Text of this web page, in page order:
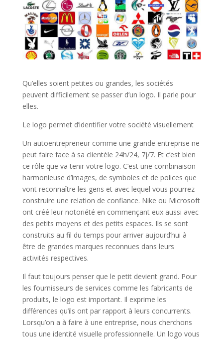
Qu’elles soient petites ou grandes, les sociétés
peuvent difficilement se passer d’un logo. Il parle pour
elles.
Le logo permet d’identifier votre société visuellement
Un autoentrepreneur comme une grande entreprise ne
peut faire face à sa clientèle 24h/24, 7j/7. Et c’est bien
ce rôle que va tenir votre logo. C’est une combinaison
harmonieuse d’images, de symboles et de polices que
vont reconnaître les gens et avec lequel vous pourrez
construire une relation de confiance. Nike ou Microsoft
ont créé leur notoriété en commençant eux aussi avec
des petits moyens et des petits espaces. Ils se sont
construits au fil du temps pour arriver aujourd’hui à
être de grandes marques reconnues dans leurs
activités respectives.
Il faut toujours penser que le petit devient grand. Pour
les fournisseurs de services comme les fabricants de
produits, le logo est important. Il exprime les
différences qu’ils ont par rapport à leurs concurrents.
Lorsqu’on a à faire à une entreprise, nous cherchons
tous une identité visuelle professionnelle. Un logo vous